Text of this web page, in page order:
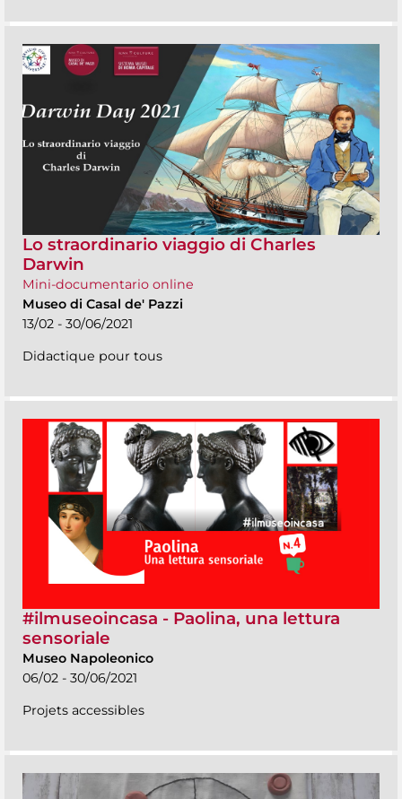
Lo straordinario viaggio di Charles
Darwin
Mini-documentario online
Museo di Casal de' Pazzi
13/02 - 30/06/2021
Didactique pour tous
#ilmuseoincasa - Paolina, una lettura
sensoriale
Museo Napoleonico
06/02 - 30/06/2021
Projets accessibles